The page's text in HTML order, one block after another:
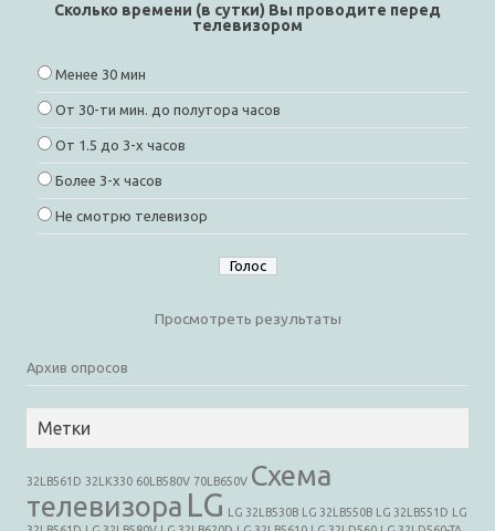
Сколько времени (в сутки) Вы проводите перед
телевизором
Менее 30 мин
От 30-ти мин. до полутора часов
От 1.5 до 3-х часов
Более 3-х часов
Не смотрю телевизор
Просмотреть результаты
Архив опросов
Метки
32LB561D 32LK330 60LB580V 70LB650V Cхема
телевизора LG LG 32LB530B LG 32LB550B LG 32LB551D LG